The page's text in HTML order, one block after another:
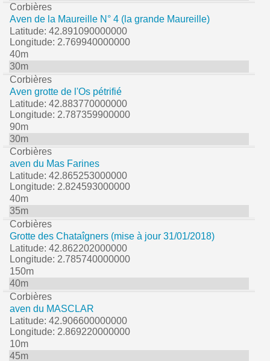
Corbières
Aven de la Maureille N° 4 (la grande Maureille)
Latitude: 42.891090000000
Longitude: 2.769940000000
40m
30m
Corbières
Aven grotte de l'Os pétrifié
Latitude: 42.883770000000
Longitude: 2.787359900000
90m
30m
Corbières
aven du Mas Farines
Latitude: 42.865253000000
Longitude: 2.824593000000
40m
35m
Corbières
Grotte des Chataîgners (mise à jour 31/01/2018)
Latitude: 42.862202000000
Longitude: 2.785740000000
150m
40m
Corbières
aven du MASCLAR
Latitude: 42.906600000000
Longitude: 2.869220000000
10m
45m